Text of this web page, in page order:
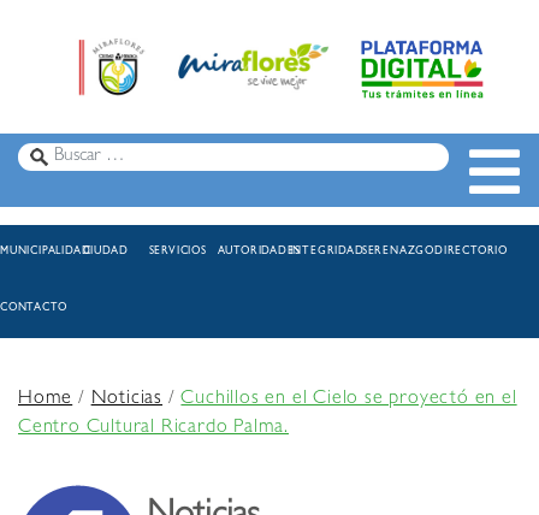
MUNICIPALIDADCIUDAD SERVICIOS AUTORIDADESINTEGRIDADSERENAZGODIRECTORIO
CONTACTO
Home/Noticias /Cuchillos en el Cielo se proyectó en el
Centro Cultural Ricardo Palma.